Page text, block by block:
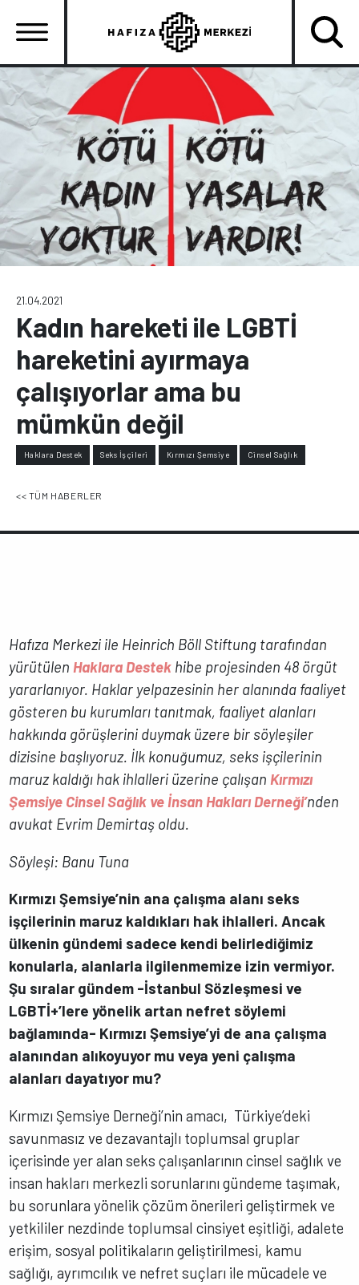
atla
Ana
gezinti
menüsü
21.04.2021
Kadın hareketi ile LGBTİ
hareketini ayırmaya
çalışıyorlar ama bu
mümkün değil
Haklara Destek Seks İşçileri Kırmızı Şemsiye Cinsel Sağlık
<< TÜM HABERLER
Hafıza Merkezi ile Heinrich Böll Stiftung tarafından
yürütülen Haklara Destek hibe projesinden 48 örgüt
yararlanıyor. Haklar yelpazesinin her alanında faaliyet
gösteren bu kurumları tanıtmak, faaliyet alanları
hakkında görüşlerini duymak üzere bir söyleşiler
dizisine başlıyoruz. İlk konuğumuz, seks işçilerinin
maruz kaldığı hak ihlalleri üzerine çalışan Kırmızı
Şemsiye Cinsel Sağlık ve İnsan Hakları Derneği’nden
avukat Evrim Demirtaş oldu.
Söyleşi: Banu Tuna
Kırmızı Şemsiye’nin ana çalışma alanı seks
işçilerinin maruz kaldıkları hak ihlalleri. Ancak
ülkenin gündemi sadece kendi belirlediğimiz
konularla, alanlarla ilgilenmemize izin vermiyor.
Şu sıralar gündem -İstanbul Sözleşmesi ve
LGBTİ+’lere yönelik artan nefret söylemi
bağlamında- Kırmızı Şemsiye’yi de ana çalışma
alanından alıkoyuyor mu veya yeni çalışma
alanları dayatıyor mu?
Kırmızı Şemsiye Derneği’nin amacı, Türkiye’deki
savunmasız ve dezavantajlı toplumsal gruplar
içerisinde yer alan seks çalışanlarının cinsel sağlık ve
insan hakları merkezli sorunlarını gündeme taşımak,
bu sorunlara yönelik çözüm önerileri geliştirmek ve
yetkililer nezdinde toplumsal cinsiyet eşitliği, adalete
erişim, sosyal politikaların geliştirilmesi, kamu
sağlığı, ayrımcılık ve nefret suçları ile mücadele ve